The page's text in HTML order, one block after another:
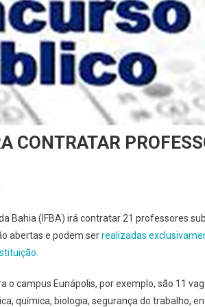
CONTRATAR
On
ABRE
INSCRIÇÕES
PARA
PROFESSORES
Bahia (IFBA) irá contratar 21 professores
abertas e podem serrealizadas
campus Eunápolis, por exemplo, são 11
química, biologia, segurança do trabalho,